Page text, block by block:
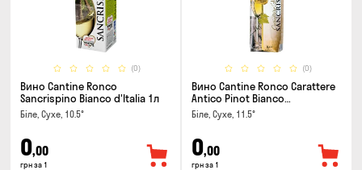
(0)
Вино Cantine Ronco
Sancrispino Bianco d'Italia 1л
Біле, Сухе, 10.5°
0,00
грн за 1
(0)
Вино Cantine Ronco Carattere
Antico Pinot Bianco
Chardonnay Rubicone IGT 1л
Біле, Сухе, 11.5°
0,00
грн за 1